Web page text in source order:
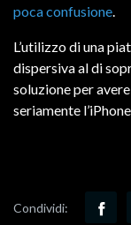
poca confusione.
L’utilizzo di una
dispersiva al di
soluzione per
seriamente
Condividi: